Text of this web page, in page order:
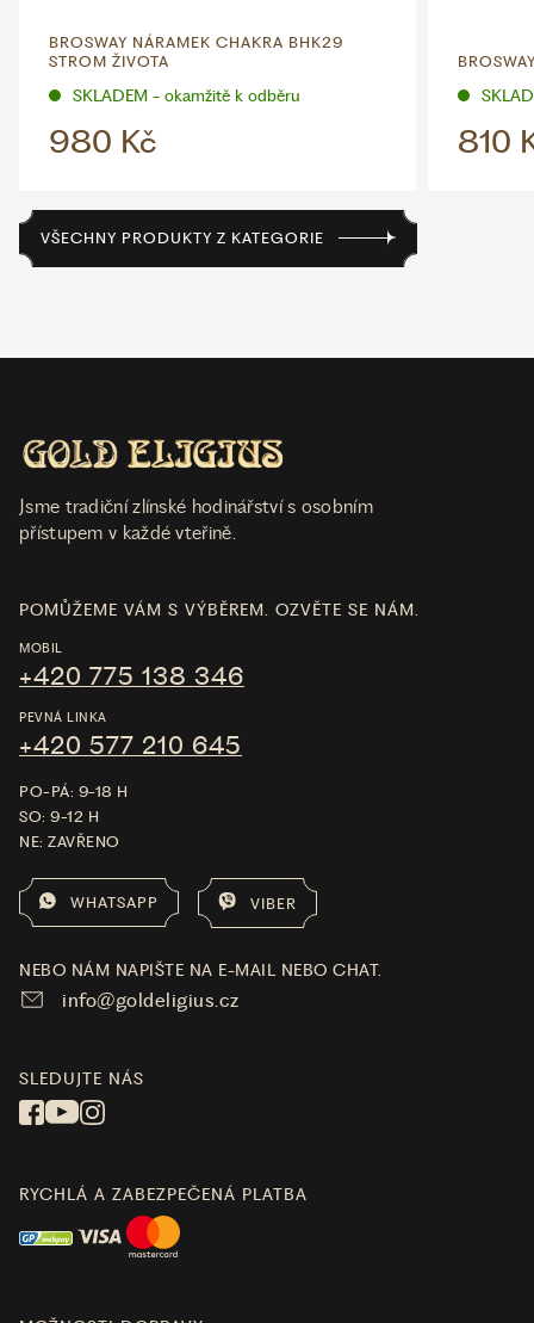
BROSWAY NÁRAMEK CHAKRA BHK29
STROM ŽIVOTA
SKLADEM - okamžitě k odběru
980 Kč 810
VŠECHNY PRODUKTY Z KATEGORIE
Jsme tradiční zlínské hodinářství s osobním
přístupem v každé vteřině.
POMŮŽEME VÁM S VÝBĚREM. OZVĚTE SE NÁM.
MOBIL
+420 775 138 346
PEVNÁ LINKA
+420 577 210 645
PO-PÁ: 9-18 H
SO: 9-12 H
NE: ZAVŘENO
WHATSAPP VIBER
NEBO NÁM NAPIŠTE NA E-MAIL NEBO CHAT.
info@goldeligius.cz
SLEDUJTE NÁS
RYCHLÁ A ZABEZPEČENÁ PLATBA